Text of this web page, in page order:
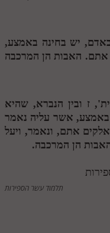
יש בחינה באמצע,
אתם. האבות הן המרכבה
ית',ז ובין הנברא, שהיא
באמצע, אשר עליה נאמר
אתם, ונאמר, ויעל
הן המרכבה.
תלמוד עשר הספירות